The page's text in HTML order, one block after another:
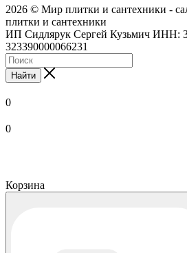
2026 © Мир плитки и сантехники -
плитки и сантехники
ИП Сидлярук Сергей Кузьмич ИНН:
323390000066231
Найти
0
0
Корзина